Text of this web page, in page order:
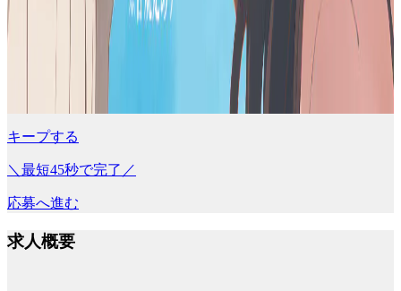
キープする
＼最短45秒で完了／
応募へ進む
求人概要